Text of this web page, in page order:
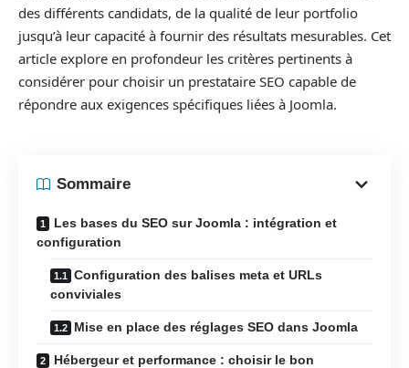
des différents candidats, de la qualité de leur portfolio
jusqu’à leur capacité à fournir des résultats mesurables. Cet
article explore en profondeur les critères pertinents à
considérer pour choisir un prestataire SEO capable de
répondre aux exigences spécifiques liées à Joomla.
Sommaire
Les bases du SEO sur Joomla : intégration et
configuration
Configuration des balises meta et URLs
conviviales
Mise en place des réglages SEO dans Joomla
Hébergeur et performance : choisir le bon